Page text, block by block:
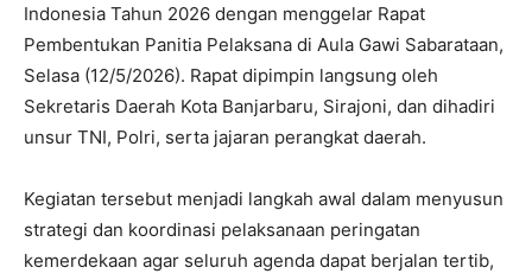
Indonesia Tahun 2026 dengan menggelar Rapat
Pembentukan Panitia Pelaksana di Aula Gawi Sabarataan,
Selasa (12/5/2026). Rapat dipimpin langsung oleh
Sekretaris Daerah Kota Banjarbaru, Sirajoni, dan dihadiri
unsur TNI, Polri, serta jajaran perangkat daerah.
Kegiatan tersebut menjadi langkah awal dalam menyusun
strategi dan koordinasi pelaksanaan peringatan
kemerdekaan agar seluruh agenda dapat berjalan tertib,